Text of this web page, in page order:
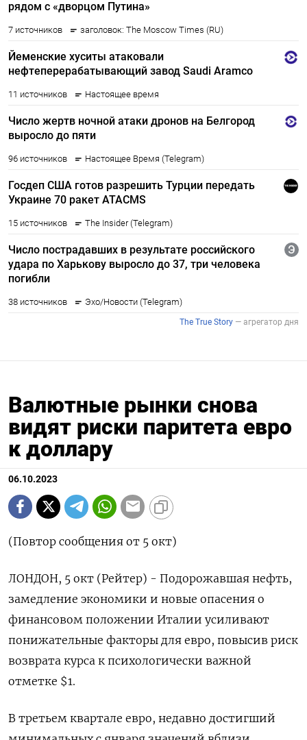
Валютные рынки снова
видят риски паритета евро
к доллару
06.10.2023
(Повтор сообщения от 5 окт)
ЛОНДОН, 5 окт (Рейтер) - Подорожавшая нефть,
замедление экономики и новые опасения о
финансовом положении Италии усиливают
понижательные факторы для евро, повысив риск
возврата курса к психологически важной
отметке $1.
В третьем квартале евро, недавно достигший